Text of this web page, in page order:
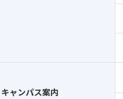
キャンパス案内